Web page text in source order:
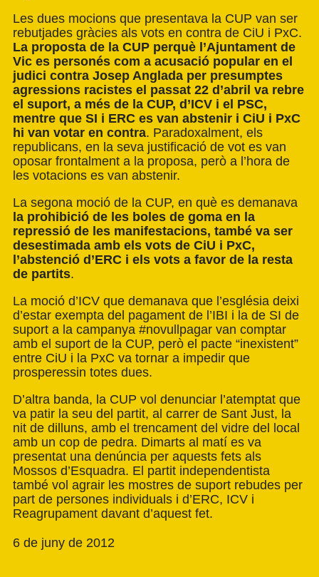
Les dues mocions que presentava la CUP van ser
rebutjades gràcies als vots en contra de CiU i PxC.
La proposta de la CUP perquè l’Ajuntament de
Vic es personés com a acusació popular en el
judici contra Josep Anglada per presumptes
agressions racistes el passat 22 d’abril va rebre
el suport, a més de la CUP, d’ICV i el PSC,
mentre que SI i ERC es van abstenir i CiU i PxC
hi van votar en contra. Paradoxalment, els
republicans, en la seva justificació de vot es van
oposar frontalment a la proposa, però a l’hora de
les votacions es van abstenir.
La segona moció de la CUP, en què es demanava
la prohibició de les boles de goma en la
repressió de les manifestacions, també va ser
desestimada amb els vots de CiU i PxC,
l’abstenció d’ERC i els vots a favor de la resta
de partits.
La moció d’ICV que demanava que l’església deixi
d’estar exempta del pagament de l’IBI i la de SI de
suport a la campanya #novullpagar van comptar
amb el suport de la CUP, però el pacte “inexistent”
entre CiU i la PxC va tornar a impedir que
prosperessin totes dues.
D’altra banda, la CUP vol denunciar l’atemptat que
va patir la seu del partit, al carrer de Sant Just, la
nit de dilluns, amb el trencament del vidre del local
amb un cop de pedra. Dimarts al matí es va
presentat una denúncia per aquests fets als
Mossos d’Esquadra. El partit independentista
també vol agrair les mostres de suport rebudes per
part de persones individuals i d’ERC, ICV i
Reagrupament davant d’aquest fet.
6 de juny de 2012